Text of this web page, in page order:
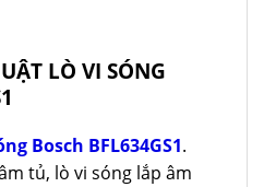
LÒ VI SÓNG
Bosch BFL634GS1.
tủ, lò vi sóng lắp âm